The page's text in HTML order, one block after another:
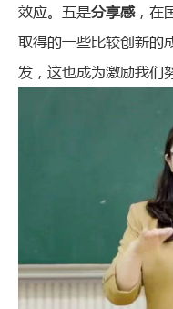
效应。五是分享感，在
取得的一些比较创新的
发，这也成为激励我们